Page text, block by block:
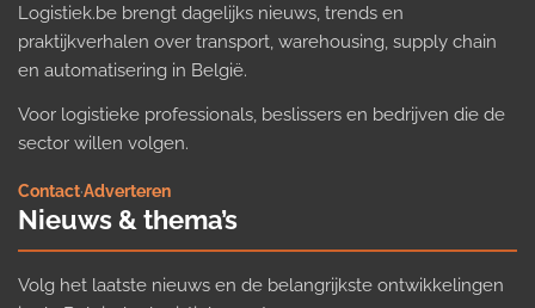
Logistiek.be brengt dagelijks nieuws, trends en
praktijkverhalen over transport, warehousing, supply chain
en automatisering in België.
Voor logistieke professionals, beslissers en bedrijven die de
sector willen volgen.
Contact·Adverteren
Nieuws & thema’s
Volg het laatste nieuws en de belangrijkste ontwikkelingen